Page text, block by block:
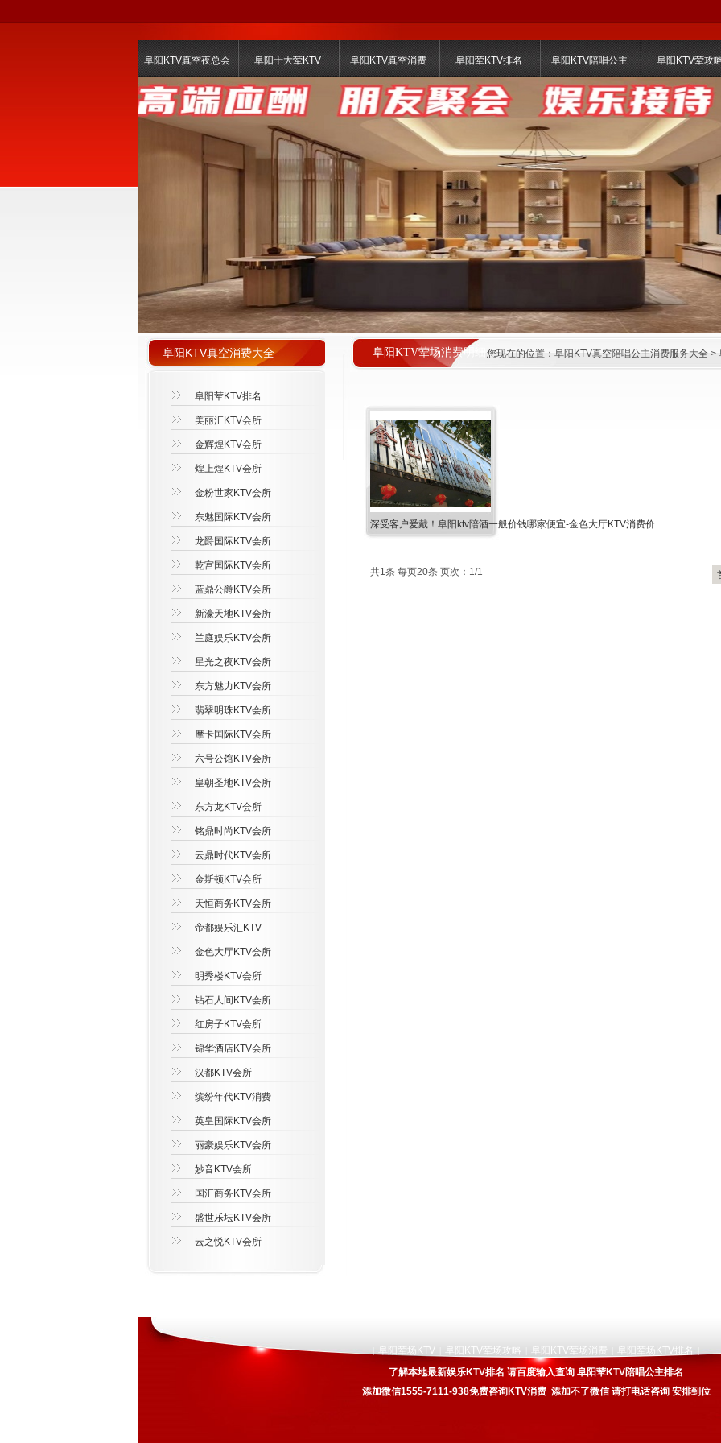
阜阳KTV真空夜总会 阜阳十大荤KTV 阜阳KTV真空消费 阜阳荤KTV排名 阜阳KTV陪唱公主 阜阳KTV荤攻
阜阳KTV荤场消费明细 您现在的位置： 阜阳KTV真空陪唱公主消费服务大全 >
深受客户爱戴！阜阳ktv陪酒一般价钱哪家便宜-金色大厅KTV消费价
共1条 每页20条 页次：1/1
阜阳KTV真空消费大全
阜阳荤KTV排名
美丽汇KTV会所
金辉煌KTV会所
煌上煌KTV会所
金粉世家KTV会所
东魅国际KTV会所
龙爵国际KTV会所
乾宫国际KTV会所
蓝鼎公爵KTV会所
新濠天地KTV会所
兰庭娱乐KTV会所
星光之夜KTV会所
东方魅力KTV会所
翡翠明珠KTV会所
摩卡国际KTV会所
六号公馆KTV会所
皇朝圣地KTV会所
东方龙KTV会所
铭鼎时尚KTV会所
云鼎时代KTV会所
金斯顿KTV会所
天恒商务KTV会所
帝都娱乐汇KTV
金色大厅KTV会所
明秀楼KTV会所
钻石人间KTV会所
红房子KTV会所
锦华酒店KTV会所
汉都KTV会所
缤纷年代KTV消费
英皇国际KTV会所
丽豪娱乐KTV会所
妙音KTV会所
国汇商务KTV会所
盛世乐坛KTV会所
云之悦KTV会所
阜阳荤场KTV 阜阳KTV荤场攻略 阜阳KTV荤场消费 阜阳荤场KTV排名
了解本地最新娱乐KTV排名 请百度输入查询 阜阳荤KTV陪唱公主排名
添加微信1555-7111-938免费咨询KTV消费 添加不了微信 请打电话咨询 安排到位